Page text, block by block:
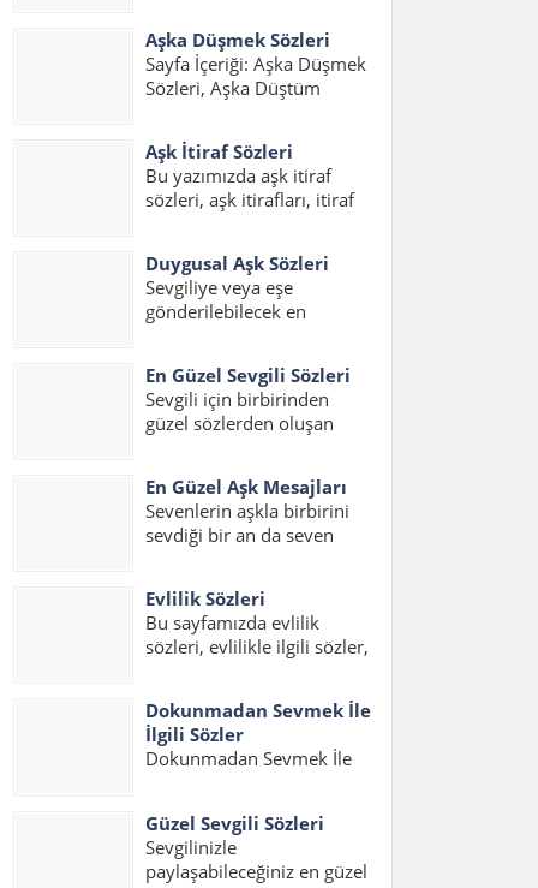
sözleri duygusal, sevgilim
için aşk sözleri ve sevgiliye
kısa aşk sözleri resimli
okuyabilirsiniz....
Aşka Düşmek Sözleri
Sayfa İçeriği: Aşka Düşmek
Sözleri, Aşka Düştüm
Aşık Oldum Sözleri, Aşka
Düşmek Sözleri Sevgiliye,
Sevdaya Tutuldum Sözleri,
Aşka Düşmek Sözleri
Sözleri Facebook Aşka...
Aşk İtiraf Sözleri
Bu yazımızda aşk itiraf
sözleri, aşk itirafları, itiraf
aşk itiraf sözleri yazılarını
bulabilirsiniz. Aşkını itiraf
etme sözleri yerine ve
Duygusal Aşk Sözleri
Sevgiliye veya eşe
gönderilebilecek en
duygusal aşk sözleri uzun,
en güzel duygusal aşk
sözleri uzun ve şahane aşk
de bulabilirsiniz....
En Güzel Sevgili Sözleri
Sevgili için birbirinden
güzel sözlerden oluşan
sevgiliye en güzel romantik
sözler ve en güzel duygulu
sözleri okuyabilirsiniz.
Sözler – Oksijeni bilmem
ama...
En Güzel Aşk Mesajları
Sevenlerin aşkla birbirini
sevdiği bir an da seven
söylemek ister. Aşk sözleri
romantik uzun, aşk
mesajları en güzel ve
okuyabilirsiniz....
Evlilik Sözleri
Bu sayfamızda evlilik
sözleri, evlilikle ilgili sözler,
güzel evlilik sözleri, evlilik
mesajları ve evlilik için
sözler konulu bir yazı
hazırladık. Sevdiğiniz bir
kutlamak...
Dokunmadan Sevmek İle
İlgili Sözler
Dokunmadan Sevmek İle
Dokunmadan sevmekle
ilgili Sözler, Görmeden
dokunmadan sevmek
Güzel Sevgili Sözleri
Sevgilinizle
paylaşabileceğiniz en güzel